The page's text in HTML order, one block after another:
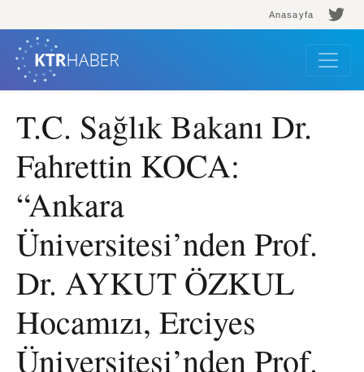
Anasayfa
T.C. Sağlık Bakanı Dr.
Fahrettin KOCA:
“Ankara
Üniversitesi’nden Prof.
Dr. AYKUT ÖZKUL
Hocamızı, Erciyes
Üniversitesi’nden Prof.